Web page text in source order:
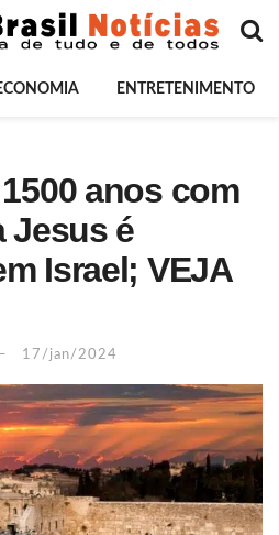
ENTRETENIMENTO
anos com
Jesus é
Israel; VEJA
17/jan/2024